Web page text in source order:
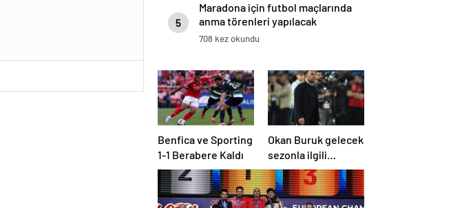
5
Maradona için futbol maçlarında
anma törenleri yapılacak
708 kez okundu
Benfica ve Sporting
1-1 Berabere Kaldı
Okan Buruk gelecek
sezonla ilgili
ipucunu verdi: Bu
sene 3, seneye de 4